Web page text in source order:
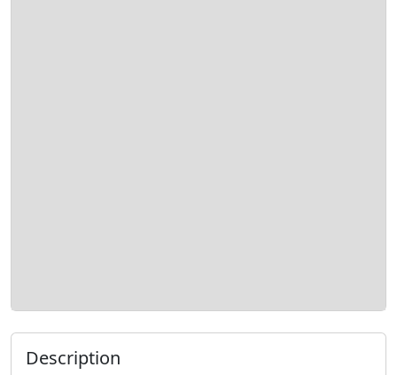
Description